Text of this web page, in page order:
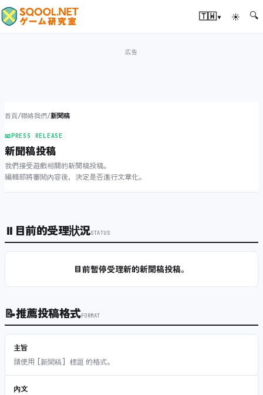
🇹🇼▾ ☀ 🔍
首頁/聯絡我們/新聞稿
📧PRESS RELEASE
新聞稿投稿
我們接受遊戲相關的新聞稿投稿。
編輯部將審閱內容後，決定是否進行文章化。
⏸ 目前的受理狀況STATUS
目前暫停受理新的新聞稿投稿。
📝推薦投稿格式FORMAT
主旨
請使用
[新聞稿] 標題 的格式。
內文